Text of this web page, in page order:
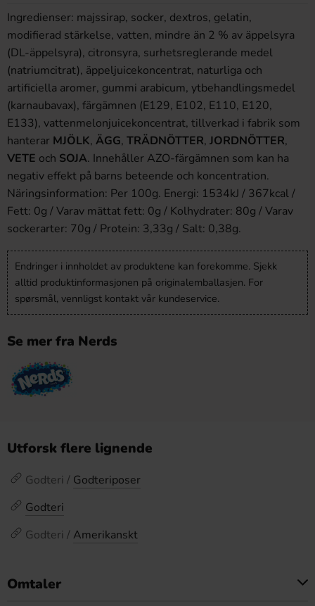
Ingredienser: majssirap, socker, dextros, gelatin,
modifierad stärkelse, vatten, mindre än 2 % av äppelsyra
(DL-äppelsyra), citronsyra, surhetsreglerande medel
(natriumcitrat), äppeljuicekoncentrat, naturliga och
artificiella aromer, gummi arabicum, ytbehandlingsmedel
(karnaubavax), färgämnen (E129, E102, E110, E120,
E133), vattenmelonjuicekoncentrat, tillverkad i fabrik som
hanterar MJÖLK, ÄGG, TRÄDNÖTTER, JORDNÖTTER,
VETE och SOJA. Innehåller AZO-färgämnen som kan ha
negativ effekt på barns beteende och koncentration.
Näringsinformation: Per 100g. Energi: 1534kJ / 367kcal /
Fett: 0g / Varav mättat fett: 0g / Kolhydrater: 80g / Varav
sockerarter: 70g / Protein: 3,33g / Salt: 0,38g.
Endringer i innholdet av produktene kan forekomme. Sjekk
alltid produktinformasjonen på originalemballasjen. For
spørsmål, vennligst kontakt vår kundeservice.
Se mer fra Nerds
Utforsk flere lignende
Godteri / Godteriposer
Godteri
Godteri / Amerikanskt
Omtaler